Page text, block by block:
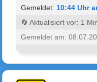
Gemeldet: 10:44 Uhr
🔄 Aktualisiert vor: 1
Gemeldet am: